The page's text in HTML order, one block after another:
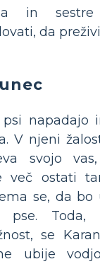
in sestre
da
napadajo
V njeni
svojo
več ostati
se, da bo
pse. Toda,
se
ubije